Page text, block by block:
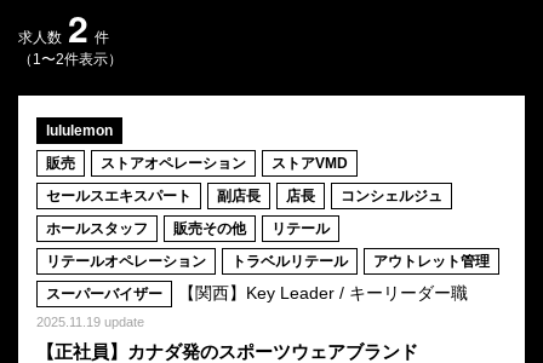
求人数 2 件
（1〜2件表示）
lululemon
販売
ストアオペレーション
ストアVMD
セールスエキスパート
副店長 店長
コンシェルジュ
ホールスタッフ
販売その他
リテール
リテールオペレーション
トラベルリテール
アウトレット管理
スーパーバイザー
【関西】Key Leader / キーリーダー職
2025.11.19 update
【正社員】カナダ発のスポーツウェアブランド